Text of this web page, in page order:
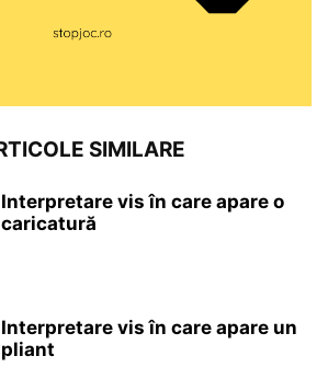
SIMILARE
Interpretare vis în care apare o
caricatură
Interpretare vis în care apare un
pliant